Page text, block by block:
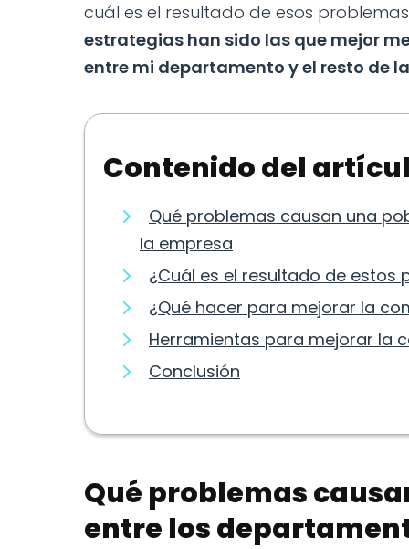
cuál es el resultado de esos
estrategias han sido las que mejor
entre mi departamento y el resto de
Contenido del
Qué problemas causan una
la empresa
¿Cuál es el resultado de estos
¿Qué hacer para mejorar la
Herramientas para mejorar la
Conclusión
Qué problemas
entre los